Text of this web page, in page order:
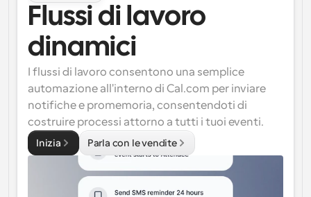
Per dimensione del team
Per individui
Pianificazione personale semplificata
Per Team
Pianificazione collaborativa per gruppi
Per sviluppatori
Caratteristiche potenti e integrazioni
Per le imprese
Impresa
Sviluppatore
Documentazione per Sviluppatori
Documentazione per la piattaforma Cal.com
Risorse
Crea le tue integrazioni personalizzate con la nostra
Flussi di lavoro
dinamici
I flussi di lavoro consentono una semplice
automazione all'interno di Cal.com per inviare
notifiche e promemoria, consentendoti di
costruire processi attorno a tutti i tuoi eventi.
Inizia Parla con le vendite